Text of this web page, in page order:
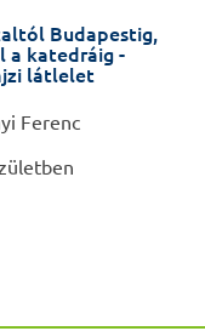
Budapestig,
a katedráig -
látlelet
Ferenc